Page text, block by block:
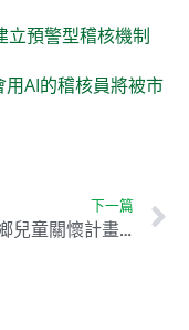
立預警型稽核機制
AI的稽核員將被市
下一篇
支持偏鄉兒童關懷計畫 從預約「聖誕壕奇蹟」微電影播映2.0開始